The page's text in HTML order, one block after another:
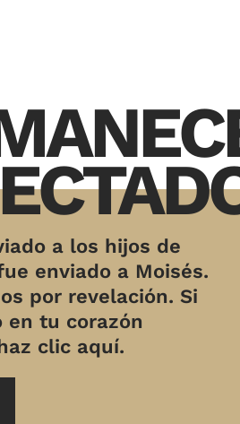
a los hijos de
enviado a Moisés.
por revelación. Si
en tu corazón
clic aquí.